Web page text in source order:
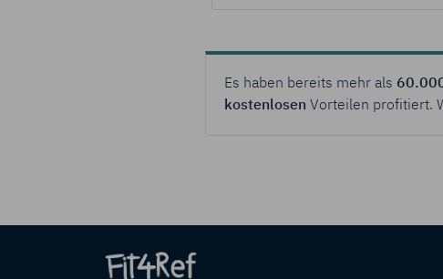
Es haben bereits mehr als
kostenlosen Vorteilen profitiert.